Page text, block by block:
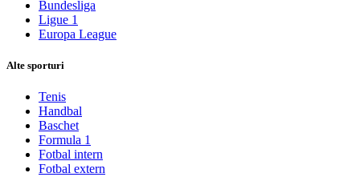
Bundesliga
Ligue 1
Europa League
Alte sporturi
Tenis
Handbal
Baschet
Formula 1
Fotbal intern
Fotbal extern